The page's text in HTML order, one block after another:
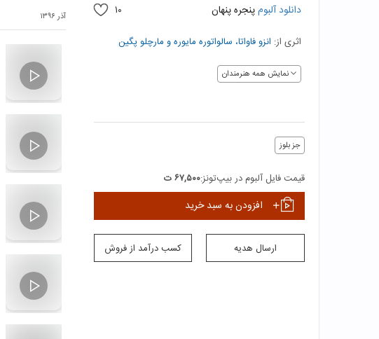
دانلود آلبومپنجره پنهان
اثری از: انزو فاواتا، سالواتوره مایورهو مارچلو پگین
نمایش همه هنرمندان
۱۰
جز بلوز
قیمت فایل آلبوم در بیپ‌تونز:۶۷,۵۰۰ ت
افزودن به سبد خرید
ارسال هدیه کسب درآمد از فروش
آذر ۱۳۹۶